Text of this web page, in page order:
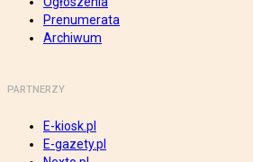
Prenumerata
Archiwum
PARTNERZY
E-kiosk.pl
E-gazety.pl